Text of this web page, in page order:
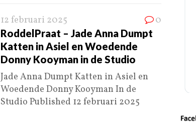
12 februari 2025 0
RoddelPraat – Jade Anna Dumpt
Katten in Asiel en Woedende
Donny Kooyman in de Studio
Jade Anna Dumpt Katten in Asiel en
Woedende Donny Kooyman In de
Studio Published 12 februari 2025